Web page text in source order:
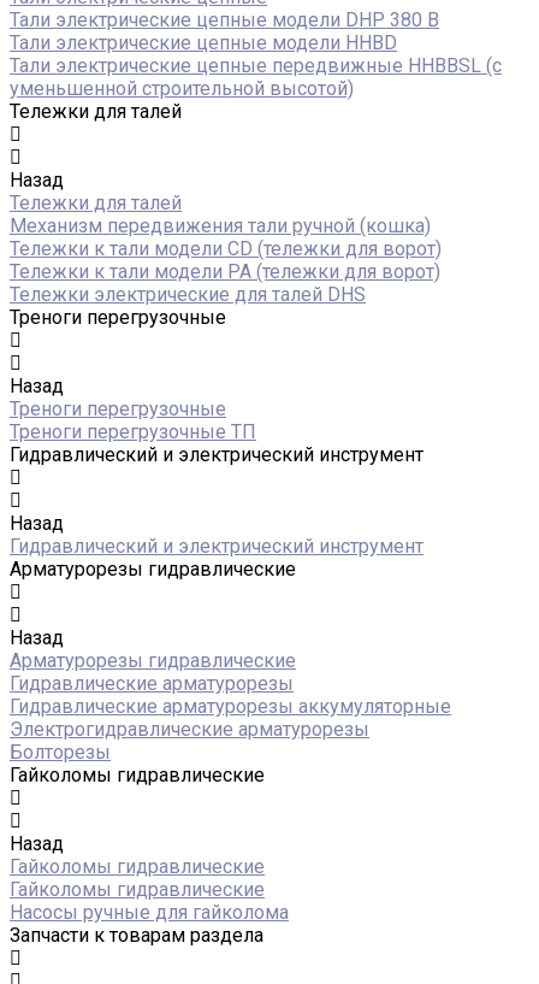
Тали электрические цепные модели DHP 380 В
Тали электрические цепные модели HHBD
Тали электрические цепные передвижные HHBBSL (с
уменьшенной строительной высотой)
Тележки для талей
Назад
Тележки для талей
Механизм передвижения тали ручной (кошка)
Тележки к тали модели CD (тележки для ворот)
Тележки к тали модели РА (тележки для ворот)
Тележки электрические для талей DHS
Треноги перегрузочные
Назад
Треноги перегрузочные
Треноги перегрузочные ТП
Гидравлический и электрический инструмент
Назад
Гидравлический и электрический инструмент
Арматурорезы гидравлические
Назад
Арматурорезы гидравлические
Гидравлические арматурорезы
Гидравлические арматурорезы аккумуляторные
Электрогидравлические арматурорезы
Болторезы
Гайколомы гидравлические
Назад
Гайколомы гидравлические
Гайколомы гидравлические
Насосы ручные для гайколома
Запчасти к товарам раздела